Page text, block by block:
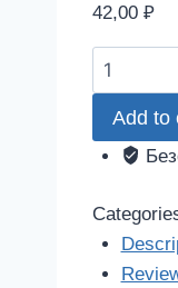
42,00 ₽
Цефосин
2г
шт.
для
раствора
Add to